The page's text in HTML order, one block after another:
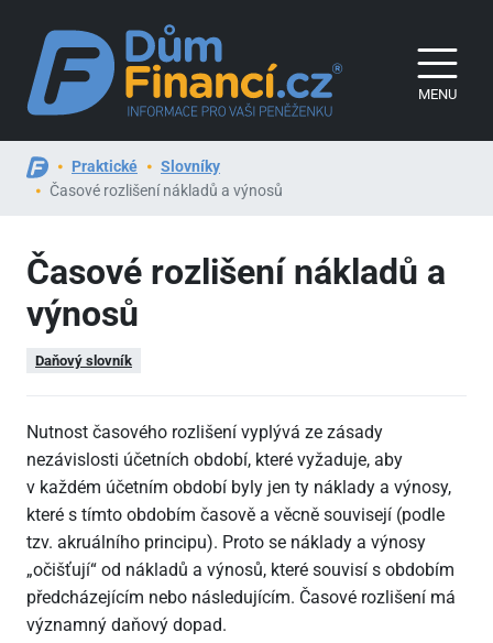
MENU
Praktické
Slovníky
Časové rozlišení nákladů a výnosů
Časové rozlišení nákladů a
výnosů
Daňový slovník
Nutnost časového rozlišení vyplývá ze zásady
nezávislosti účetních období, které vyžaduje, aby
v každém účetním období byly jen ty náklady a výnosy,
které s tímto obdobím časově a věcně souvisejí (podle
tzv. akruálního principu). Proto se náklady a výnosy
„očišťují“ od nákladů a výnosů, které souvisí s obdobím
předcházejícím nebo následujícím. Časové rozlišení má
významný daňový dopad.